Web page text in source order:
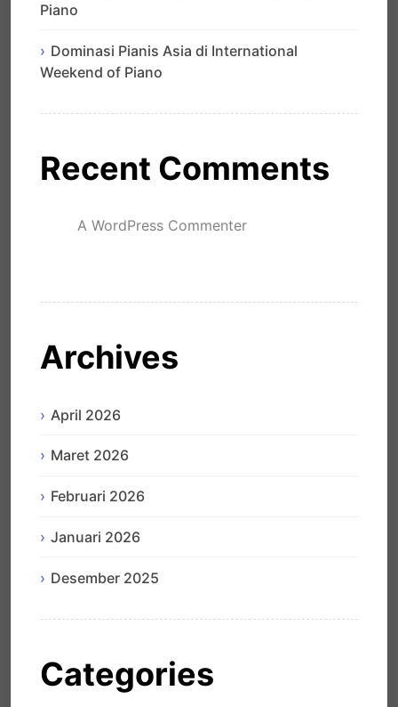
Piano
Dominasi Pianis Asia di International
Weekend of Piano
Recent Comments
A WordPress Commenter
Archives
April 2026
Maret 2026
Februari 2026
Januari 2026
Desember 2025
Categories